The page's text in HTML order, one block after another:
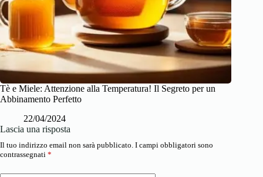
Tè e Miele: Attenzione alla Temperatura! Il Segreto per un
Abbinamento Perfetto
22/04/2024
Lascia una risposta
Il tuo indirizzo email non sarà pubblicato. I campi obbligatori sono
contrassegnati *